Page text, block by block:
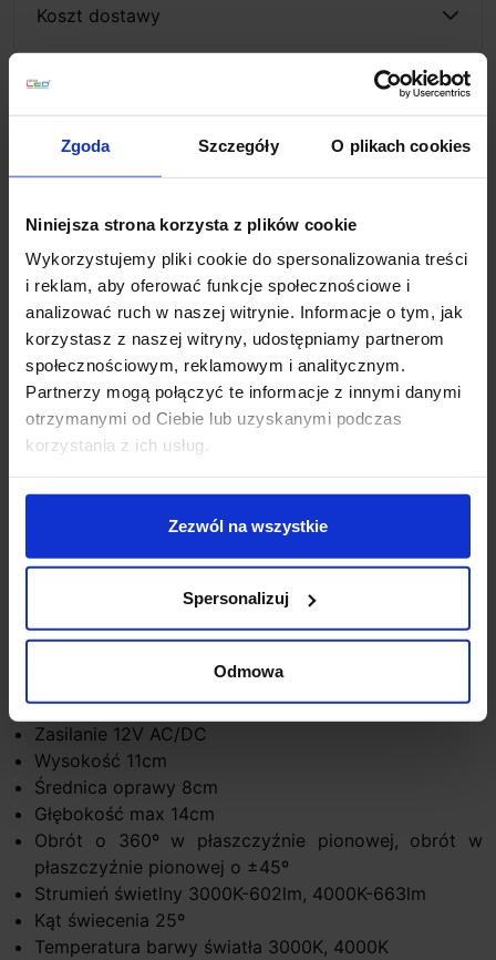
Zgoda Szczegóły O plikach cookies
Niniejsza strona korzysta z plików cookie
Wykorzystujemy pliki cookie do spersonalizowania treści
i reklam, aby oferować funkcje społecznościowe i
analizować ruch w naszej witrynie. Informacje o tym, jak
korzystasz z naszej witryny, udostępniamy partnerom
społecznościowym, reklamowym i analitycznym.
Partnerzy mogą połączyć te informacje z innymi danymi
otrzymanymi od Ciebie lub uzyskanymi podczas
korzystania z ich usług.
Zezwól na wszystkie
Spersonalizuj
Odmowa
Koszt dostawy
LEDS-C4 AQUA Spotlight AISI 05-9889-CA-CL, 05-
9889-CA-CMnowoczesny reflektor LED IP68
(możliwość stosowania pod wodą do głębokości 1m)
hiszpańskiej firmy Leds-C4. Lampa wykonana została
ze stali nierdzewnej aisi 316 i szkła hartowanego.
Idealny do podświetlania basenów oczek wodnych
innych obiektów na zewnątrz. Dzięki ruchomej oprawie
skierowania go w dowolne miejsce. Źródłem światła są
3 diody LED o mocy łącznej 5W dające białą ciepłą
grot do montażu w podłożu, lampa może być
mocowana pionowo lub poziomo, wymaga
zastosowania zasilacza 12V AC/DC
Źródło światła 3 x CREE LED
Zasilanie 12V AC/DC
Wysokość 11cm
Średnica oprawy 8cm
Głębokość max 14cm
Obrót o 360º w płaszczyźnie pionowej, obrót w
płaszczyźnie pionowej o ±45º
Strumień świetlny 3000K-602lm, 4000K-663lm
Kąt świecenia 25º
Temperatura barwy światła 3000K, 4000K